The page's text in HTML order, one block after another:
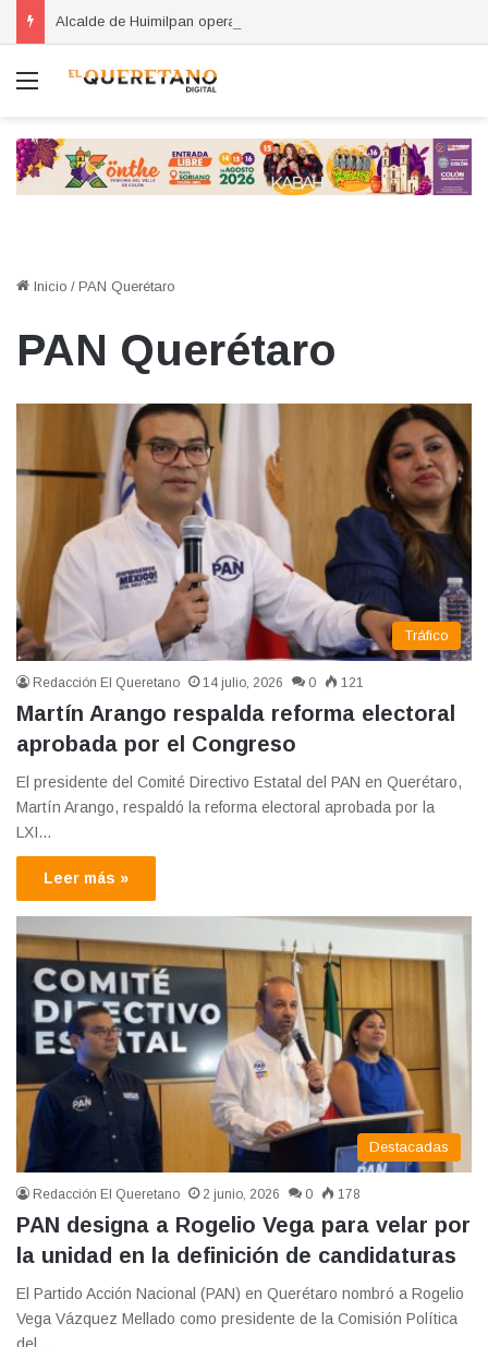
Menú
Inicio / PAN Querétaro
PAN Querétaro
Tráfico
Redacción El Queretano 14 julio, 2026 0 121
Martín Arango respalda reforma electoral
aprobada por el Congreso
El presidente del Comité Directivo Estatal del PAN en Querétaro,
Martín Arango, respaldó la reforma electoral aprobada por la
LXI…
Leer más »
Destacadas
Redacción El Queretano 2 junio, 2026 0 178
PAN designa a Rogelio Vega para velar por
la unidad en la definición de candidaturas
El Partido Acción Nacional (PAN) en Querétaro nombró a Rogelio
Vega Vázquez Mellado como presidente de la Comisión Política